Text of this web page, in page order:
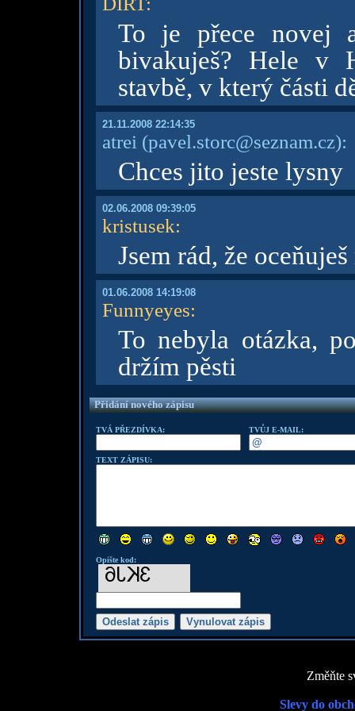
To je přece novej
bivakuješ? Hele v
stavbě, v který části
21.11.2008 22:14:35
atrei (pavel.storc@seznam.cz):
Chces jito jeste lysny
02.06.2008 09:39:05
kristusek:
Jsem rád, že
01.06.2008 14:19:08
Funnyeyes:
To nebyla otázka,
držím pěsti
Přidání nového zápisu
TVÁ PŘEZDÍVKA: TVŮJ E-MAIL:
TEXT ZÁPISU:
Opište kod:
Změňte
Slevy do